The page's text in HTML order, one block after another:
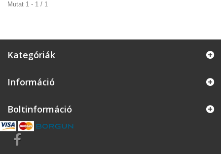
Mutat 1 - 1 / 1
Kategóriák
Információ
Boltinformáció